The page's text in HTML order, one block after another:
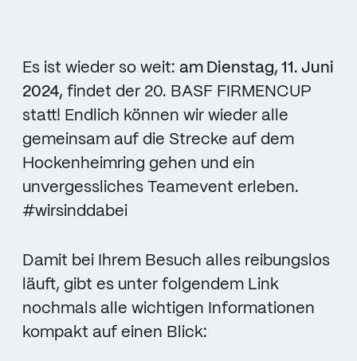
Es ist wieder so weit: am Dienstag, 11. Juni
2024, findet der 20. BASF FIRMENCUP
statt! Endlich können wir wieder alle
gemeinsam auf die Strecke auf dem
Hockenheimring gehen und ein
unvergessliches Teamevent erleben.
#wirsinddabei
Damit bei Ihrem Besuch alles reibungslos
läuft, gibt es unter folgendem Link
nochmals alle wichtigen Informationen
kompakt auf einen Blick: